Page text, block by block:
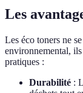
Les
Les éco toners ne
environnemental,
pratiques :
Durabilité :